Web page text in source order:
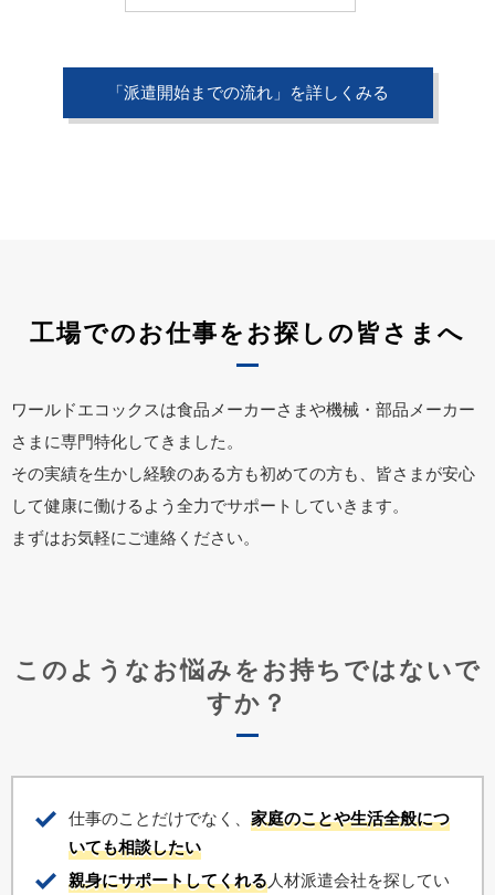
「派遣開始までの流れ」を詳しくみる
工場でのお仕事をお探しの皆さまへ
ワールドエコックスは食品メーカーさまや機械・部品メーカー
さまに専門特化してきました。
その実績を生かし経験のある方も初めての方も、皆さまが安心
して健康に働けるよう全力でサポートしていきます。
まずはお気軽にご連絡ください。
このようなお悩みをお持ちではないで
すか？
仕事のことだけでなく、 家庭のことや生活全般につ
いても相談したい
親身にサポートしてくれる人材派遣会社を探してい